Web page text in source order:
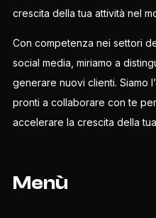
crescita della tua attività nel
Con competenza nei settori
social media, miriamo a
generare nuovi clienti. Siamo
pronti a collaborare con te
accelerare la crescita della
Menù